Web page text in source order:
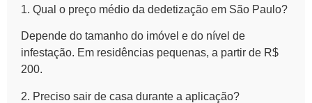
1. Qual o preço médio da dedetização em São Paulo?
Depende do tamanho do imóvel e do nível de
infestação. Em residências pequenas, a partir de R$
200.
2. Preciso sair de casa durante a aplicação?